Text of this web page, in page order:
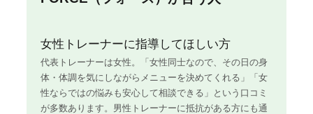
女性トレーナーに指導してほしい方
代表トレーナーは女性。「女性同士なので、その日の身
体・体調を気にしながらメニューを決めてくれる」「女
性ならではの悩みも安心して相談できる」という口コミ
が多数あります。男性トレーナーに抵抗がある方にも通